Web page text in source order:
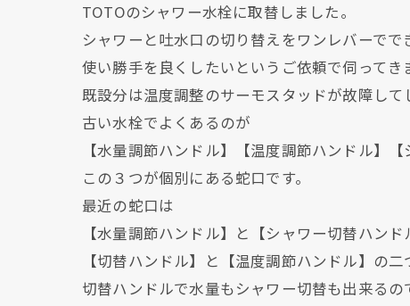
TOTOのシャワー水栓に取替しました。
シャワーと吐水口の切り替えをワンレバーでで
使い勝手を良くしたいというご依頼で伺ってき
既設分は温度調整のサーモスタッドが故障して
古い水栓でよくあるのが
【水量調節ハンドル】【温度調節ハンドル】【
この３つが個別にある蛇口です。
最近の蛇口は
【水量調節ハンドル】と【シャワー切替ハン
【切替ハンドル】と【温度調節ハンドル】の二
切替ハンドルで水量もシャワー切替も出来るの